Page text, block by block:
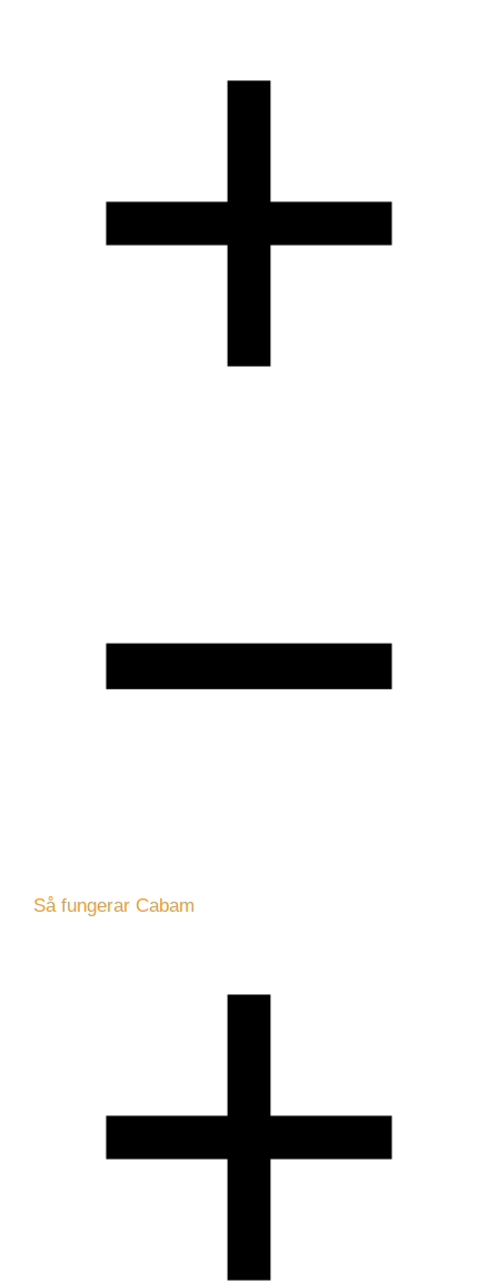
Så fungerar Cabam